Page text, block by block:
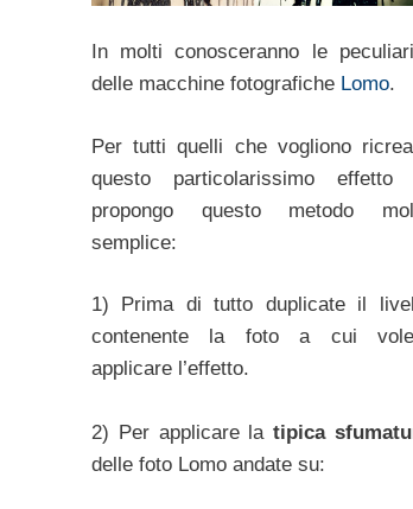
In molti conosceranno le
delle macchine fotografiche Lomo.
Per tutti quelli che vogliono
questo particolarissimo effetto
propongo questo metodo
semplice:
1) Prima di tutto duplicate il
contenente la foto a cui
applicare l’effetto.
2) Per applicare latipica
delle foto Lomo andate su: